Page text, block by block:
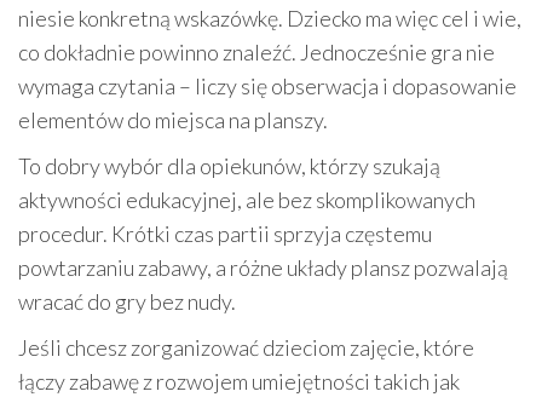
niesie konkretną wskazówkę. Dziecko ma więc cel i wie,
co dokładnie powinno znaleźć. Jednocześnie gra nie
wymaga czytania – liczy się obserwacja i dopasowanie
elementów do miejsca na planszy.
To dobry wybór dla opiekunów, którzy szukają
aktywności edukacyjnej, ale bez skomplikowanych
procedur. Krótki czas partii sprzyja częstemu
powtarzaniu zabawy, a różne układy plansz pozwalają
wracać do gry bez nudy.
Jeśli chcesz zorganizować dzieciom zajęcie, które
łączy zabawę z rozwojem umiejętności takich jak